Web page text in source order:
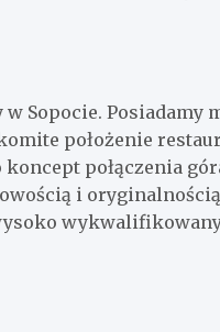
Sopocie. Posiadamy
położenie
połączenia
i